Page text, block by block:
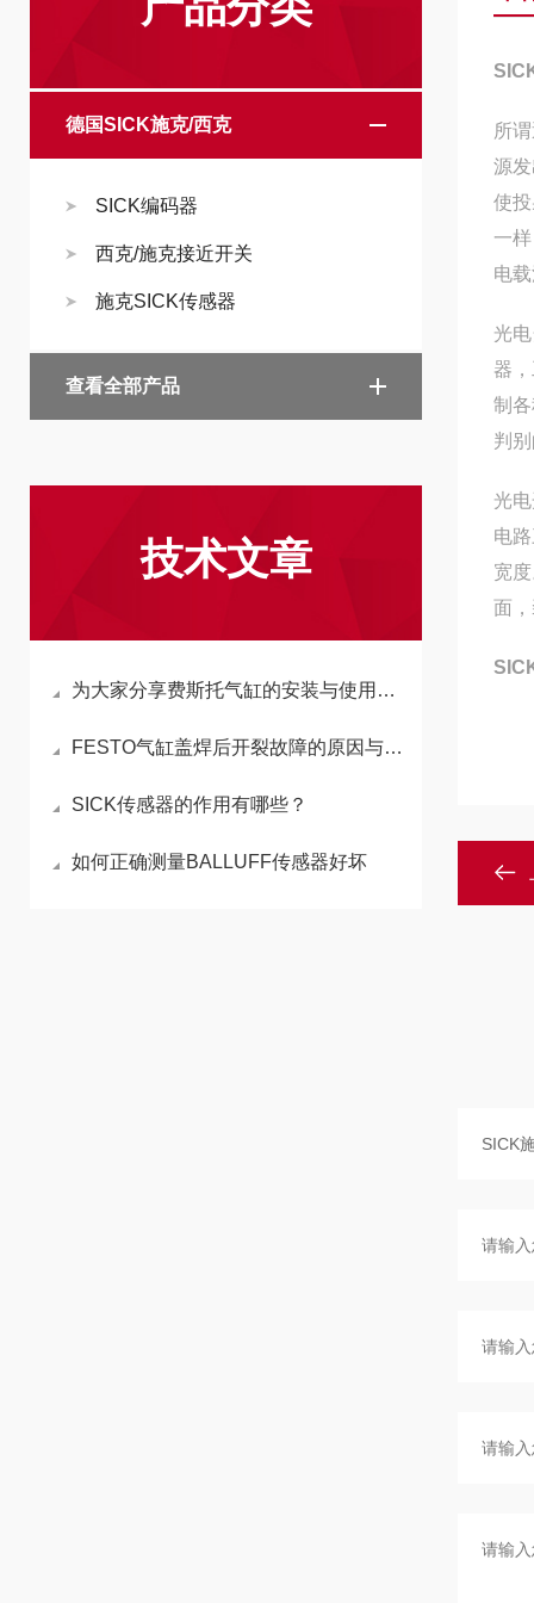
德国SICK施克/西克
SICK编码器
西克/施克接近开关
施克SICK传感器
查看全部产品
技术文章
为大家分享费斯托气缸的安装与使用方法有什么？
FESTO气缸盖焊后开裂故障的原因与检修方法
SICK传感器的作用有哪些？
如何正确测量BALLUFF传感器好坏
所
源
使
一
电
光
器
制
判
光
电
宽
面